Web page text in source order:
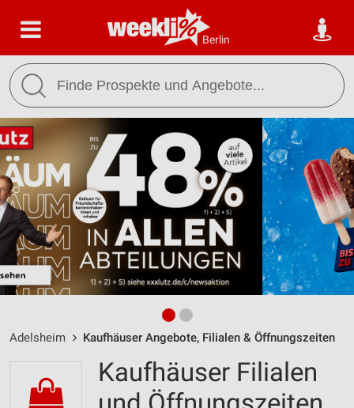
Berlin
Adelsheim Kaufhäuser Angebote, Filialen & Öffnungszeiten
Kaufhäuser Filialen